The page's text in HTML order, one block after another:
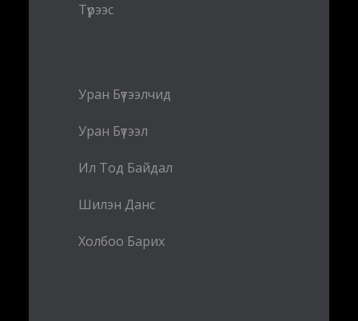
Түрээс
Уран Бүтээлчид
Уран Бүтээл
Ил Тод Байдал
Шилэн Данс
Холбоо Барих